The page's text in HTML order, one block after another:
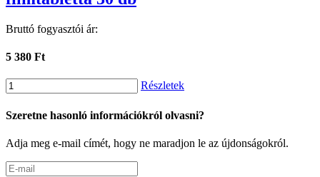
Bruttó fogyasztói ár:
5 380 Ft
Részletek
Szeretne hasonló információkról olvasni?
Adja meg e-mail címét, hogy ne maradjon le az újdonságokról.